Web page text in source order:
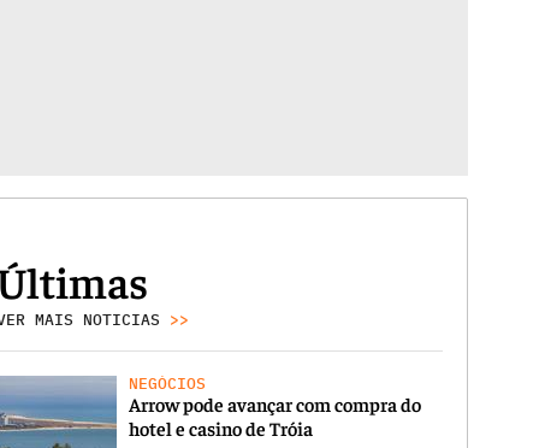
MAIS NOTICIAS >>
NEGÓCIOS
Arrow pode avançar com compra do
hotel e casino de Tróia